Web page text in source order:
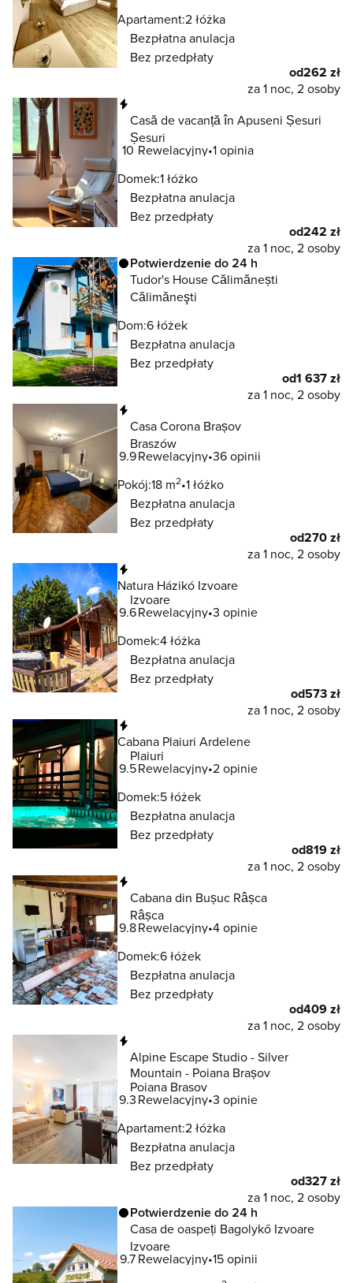
Apartament:2 łóżka
Bezpłatna anulacja
Bez przedpłaty
od262 zł
za 1 noc, 2 osoby
Casă de vacanță în Apuseni Șesuri
Șesuri
10 Rewelacyjny 1 opinia
Domek:1 łóżko
Bezpłatna anulacja
Bez przedpłaty
od242 zł
za 1 noc, 2 osoby
Potwierdzenie do 24 h
Tudor's House Călimănești
Călimăneşti
Dom:6 łóżek
Bezpłatna anulacja
Bez przedpłaty
od1 637 zł
za 1 noc, 2 osoby
Casa Corona Brașov
Braszów
9.9Rewelacyjny 36 opinii
Pokój:18 m2 1 łóżko
Bezpłatna anulacja
Bez przedpłaty
od270 zł
za 1 noc, 2 osoby
Natura Házikó Izvoare
Izvoare
9.6Rewelacyjny 3 opinie
Domek:4 łóżka
Bezpłatna anulacja
Bez przedpłaty
od573 zł
za 1 noc, 2 osoby
Cabana Plaiuri Ardelene
Plaiuri
9.5Rewelacyjny 2 opinie
Domek:5 łóżek
Bezpłatna anulacja
Bez przedpłaty
od819 zł
za 1 noc, 2 osoby
Cabana din Bușuc Râșca
Râșca
9.8Rewelacyjny 4 opinie
Domek:6 łóżek
Bezpłatna anulacja
Bez przedpłaty
od409 zł
za 1 noc, 2 osoby
Alpine Escape Studio - Silver
Mountain - Poiana Brașov
Poiana Brasov
9.3Rewelacyjny 3 opinie
Apartament:2 łóżka
Bezpłatna anulacja
Bez przedpłaty
od327 zł
za 1 noc, 2 osoby
Potwierdzenie do 24 h
Casa de oaspeți Bagolykő Izvoare
Izvoare
9.7Rewelacyjny 15 opinii